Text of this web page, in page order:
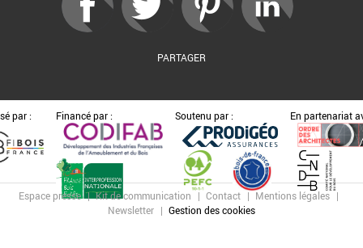
PARTAGER
par : Financé par : Soutenu par : En partenariat
Espace presse Kit de communication Contact
Mentions légales
Newsletter
Gestion des cookies